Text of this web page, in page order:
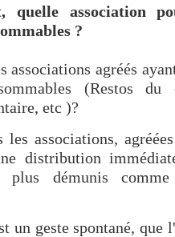
quelle association
?
associations agréés
(Restos
etc )?
les associations,
distribution
plus démunis
un geste spontané,